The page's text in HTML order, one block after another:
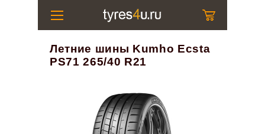
Летние шины Kumho Ecsta
PS71 265/40 R21